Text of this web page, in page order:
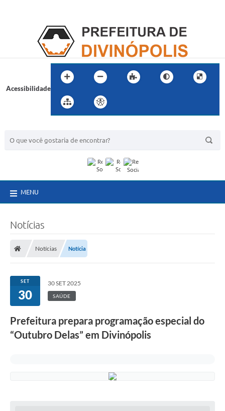
Acessibilidade
MENU
Notícias
Notícias Notícia
SET
30
30 SET 2025
SAÚDE
Prefeitura prepara programação especial do
“Outubro Delas” em Divinópolis